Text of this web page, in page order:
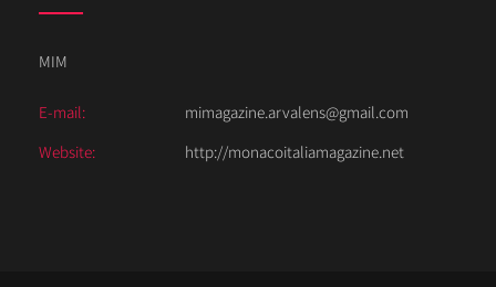
MIM
E-mail:
mimagazine.arvalens@gmail.com
Website:
http://monacoitaliamagazine.net